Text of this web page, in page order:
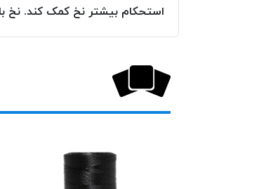
استحکام بیشتر نخ کمک کند. نخ